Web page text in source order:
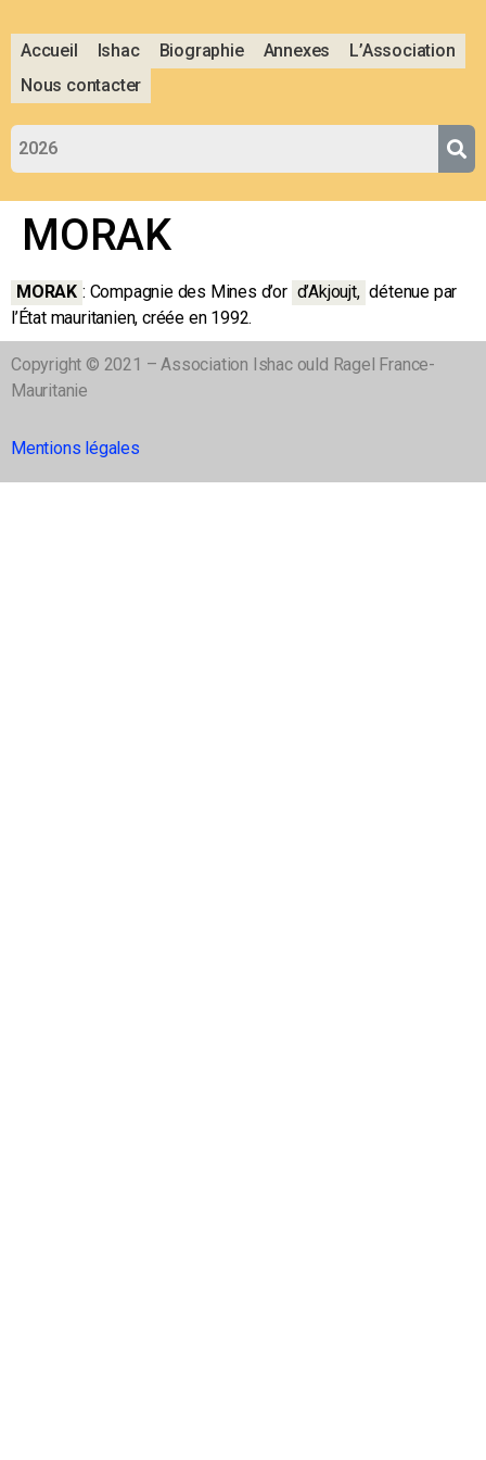
Accueil Ishac Biographie Annexes
L’Association
Nous contacter
MORAK
MORAK : Compagnie des Mines d’or d’Akjoujt, détenue par
l’État mauritanien, créée en 1992.
Copyright © 2021 – Association Ishac ould Ragel France-
Mauritanie
Mentions légales